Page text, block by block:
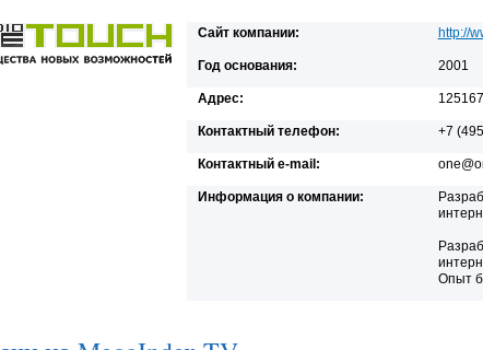
Сайт компании: http://
Год основания: 2001
Адрес:
Контактный телефон: +7
Контактный e-mail:
Информация о компании:
Опыт